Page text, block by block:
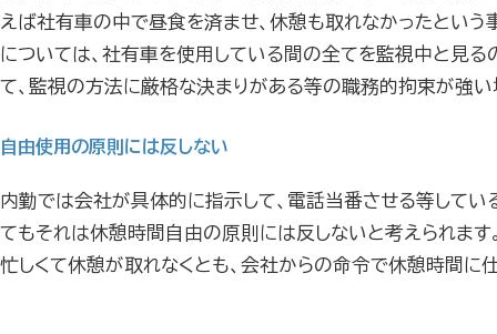
えば社有車の中で昼食を済ませ、休憩も取れなかったという
については、社有車を使用している間の全てを監視中と見る
て、監視の方法に厳格な決まりがある等の職務的拘束が強
自由使用の原則には反しない
内勤では会社が具体的に指示して、電話当番させる等して
てもそれは休憩時間自由の原則には反しないと考えられます
忙しくて休憩が取れなくとも、会社からの命令で休憩時間に